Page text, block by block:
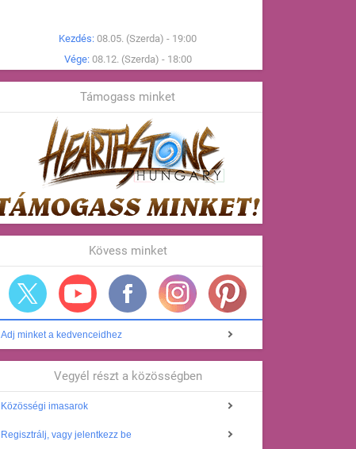
Kezdés: 08.05. (Szerda) - 19:00
Vége: 08.12. (Szerda) - 18:00
Támogass minket
Kövess minket
Adj minket a kedvenceidhez
Vegyél részt a közösségben
Közösségi imasarok
Regisztrálj, vagy jelentkezz be